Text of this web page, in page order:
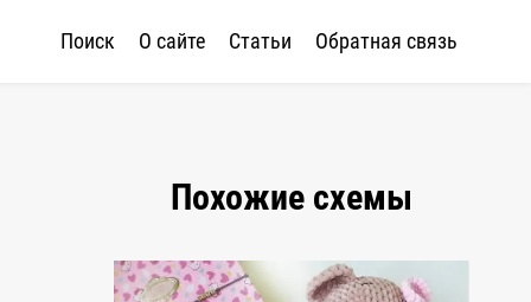
Поиск О сайте Статьи Обратная связь
Похожие схемы